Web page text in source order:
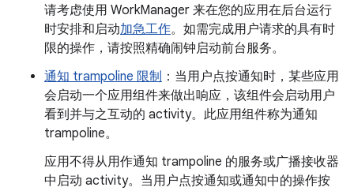
请考虑使用 WorkManager 来在您的应用在后台运行
时安排和启动加急工作。如需完成用户请求的具有时
限的操作，请按照精确闹钟启动前台服务。
通知 trampoline 限制 ：当用户点按通知时，某些应用
会启动一个应用组件来做出响应，该组件会启动用户
看到并与之互动的 activity。此应用组件称为通知
trampoline。
应用不得从用作通知 trampoline 的服务或广播接收器
中启动 activity。当用户点按通知或通知中的操作按